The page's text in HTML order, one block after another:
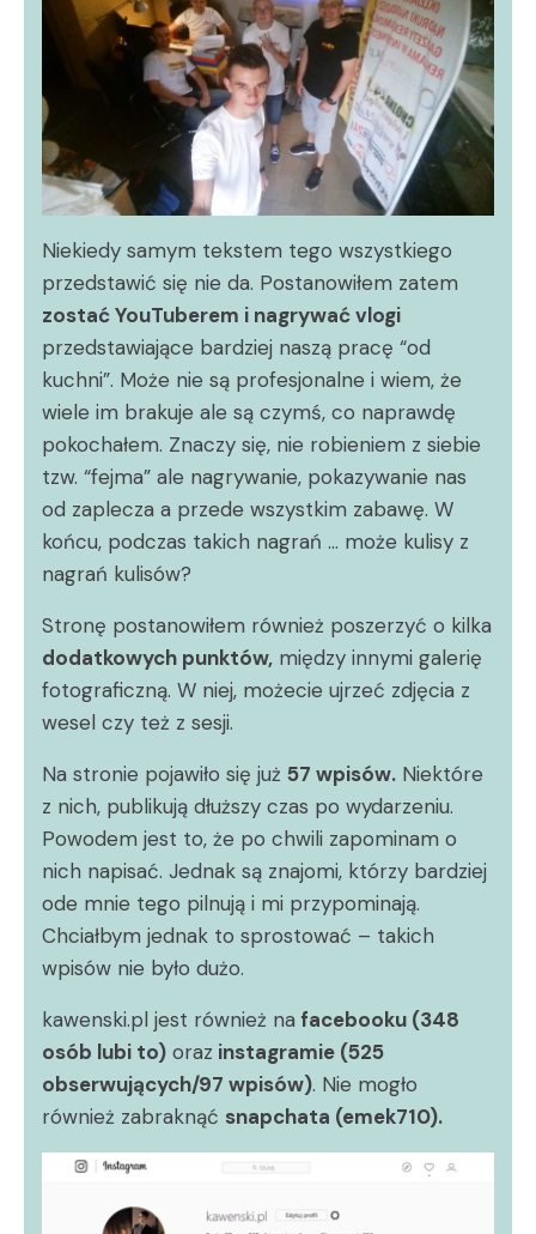
Niekiedy samym tekstem tego wszystkiego
przedstawić się nie da. Postanowiłem zatem
zostać YouTuberem i nagrywać vlogi
przedstawiające bardziej naszą pracę “od
kuchni”. Może nie są profesjonalne i wiem, że
wiele im brakuje ale są czymś, co naprawdę
pokochałem. Znaczy się, nie robieniem z siebie
tzw. “fejma” ale nagrywanie, pokazywanie nas
od zaplecza a przede wszystkim zabawę. W
końcu, podczas takich nagrań … może kulisy z
nagrań kulisów?
Stronę postanowiłem również poszerzyć o kilka
dodatkowych punktów, między innymi galerię
fotograficzną. W niej, możecie ujrzeć zdjęcia z
wesel czy też z sesji.
Na stronie pojawiło się już 57 wpisów. Niektóre
z nich, publikują dłuższy czas po wydarzeniu.
Powodem jest to, że po chwili zapominam o
nich napisać. Jednak są znajomi, którzy bardziej
ode mnie tego pilnują i mi przypominają.
Chciałbym jednak to sprostować – takich
wpisów nie było dużo.
kawenski.pl jest również na facebooku (348
osób lubi to) oraz instagramie (525
obserwujących/97 wpisów). Nie mogło
również zabraknąć snapchata (emek710).